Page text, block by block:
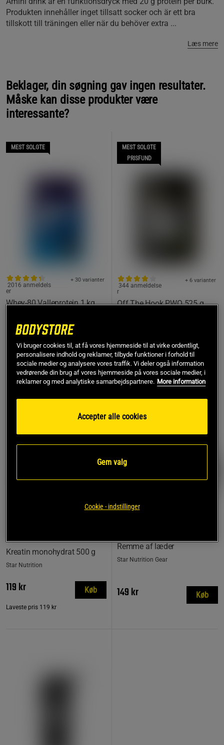
Produkten innehåller inget tillsatt socker och är ett bra
tillskott till träningen eller när du behöver extra ...
Læs mere
Beklager, din søgning gav ingen resultater.
Måske kan disse produkter være
interessante?
MEST SOLGTE
Whey-80 Valleprotein 1 kg
+ 30 varianter
2016 anmeldels
er
269 kr Køb
MEST SOLGTE
PRISFUND
Off The Hook PWO 525 g
+ 6 varianter
344 anmeldelse
r
263 kr
Laveste pris 263 kr
Køb
Kreatin monohydrat 500 g
r
Star Nutrition
119 kr
Laveste pris 119 kr
Køb
Remme af læder
Star Nutrition Gear
149 kr Køb
Vi bruger cookies til, at få vores hjemmeside til at virke ordentligt,
personalisere indhold og reklamer, tilbyde funktioner i forhold til
sociale medier og analysere vores traffik. Vi deler også information
vedrørende din brug af vores hjemmeside på vores sociale medier, i
reklamer og med analytiske samarbejdspartnere. More information
Accepter alle cookies
Gem valg
Cookie - indstillinger